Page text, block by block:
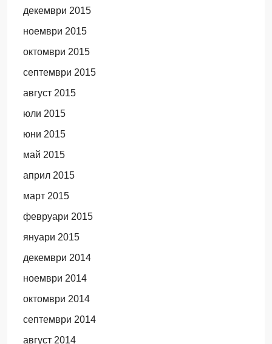
декември 2015
ноември 2015
октомври 2015
септември 2015
август 2015
юли 2015
юни 2015
май 2015
април 2015
март 2015
февруари 2015
януари 2015
декември 2014
ноември 2014
октомври 2014
септември 2014
август 2014